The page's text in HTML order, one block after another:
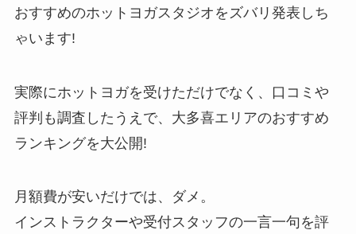
おすすめのホットヨガスタジオをズバリ発表しち
ゃいます!
実際にホットヨガを受けただけでなく、口コミや
評判も調査したうえで、大多喜エリアのおすすめ
ランキングを大公開!
月額費が安いだけでは、ダメ。
インストラクターや受付スタッフの一言一句を評